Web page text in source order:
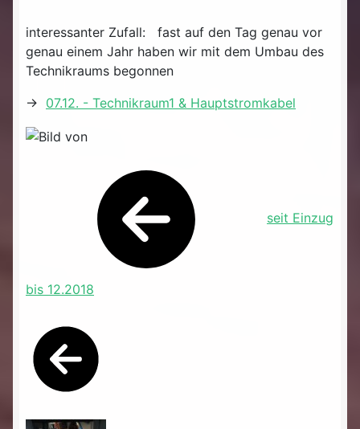
interessanter Zufall: fast auf den Tag genau vor
genau einem Jahr haben wir mit dem Umbau des
Technikraums begonnen
-> 07.12. - Technikraum1 & Hauptstromkabel
seit Einzug
bis 12.2018